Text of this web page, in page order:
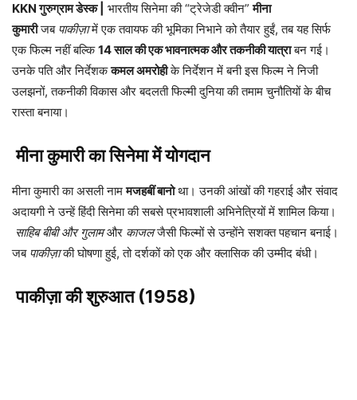
KKN गुरुग्राम डेस्क | भारतीय सिनेमा की “ट्रेजेडी क्वीन”मीना
कुमारीजब पाकीज़ामें एक तवायफ की भूमिका निभाने को तैयार हुईं, तब यह सिर्फ
एक फिल्म नहीं बल्कि14 साल की एक भावनात्मक और तकनीकी यात्राबन गई।
उनके पति और निर्देशककमल अमरोहीके निर्देशन में बनी इस फिल्म ने निजी
उलझनों, तकनीकी विकास और बदलती फिल्मी दुनिया की तमाम चुनौतियों के बीच
रास्ता बनाया।
मीना कुमारी का सिनेमा में योगदान
मीना कुमारी का असली नाममजहबीं बानोथा। उनकी आंखों की गहराई और संवाद
अदायगी ने उन्हें हिंदी सिनेमा की सबसे प्रभावशाली अभिनेत्रियों में शामिल किया।
साहिब बीबी और गुलामऔर काजलजैसी फिल्मों से उन्होंने सशक्त पहचान बनाई।
जब पाकीज़ाकी घोषणा हुई, तो दर्शकों को एक और क्लासिक की उम्मीद बंधी।
पाकीज़ा की शुरुआत (1958)